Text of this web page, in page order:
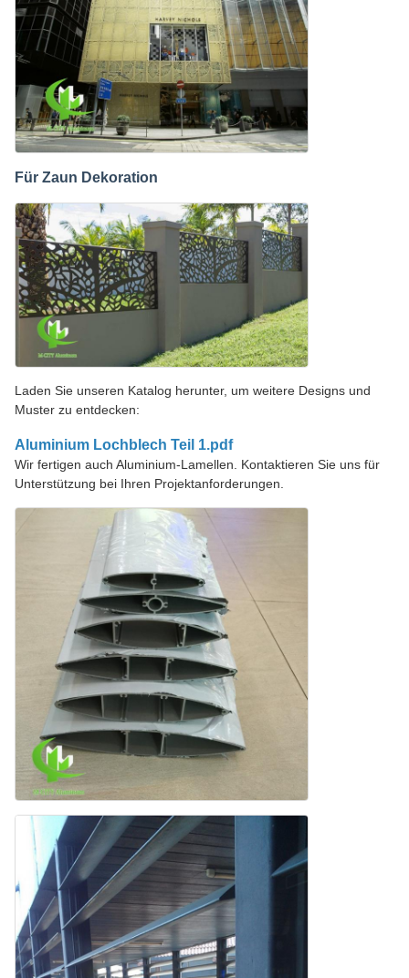
Für Zaun Dekoration
Laden Sie unseren Katalog herunter, um weitere Designs und
Muster zu entdecken:
Aluminium Lochblech Teil 1.pdf
Wir fertigen auch Aluminium-Lamellen. Kontaktieren Sie uns für
Unterstützung bei Ihren Projektanforderungen.